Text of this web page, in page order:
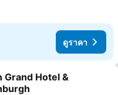
ดูราคา
รายการโปรด
Grand Hotel &